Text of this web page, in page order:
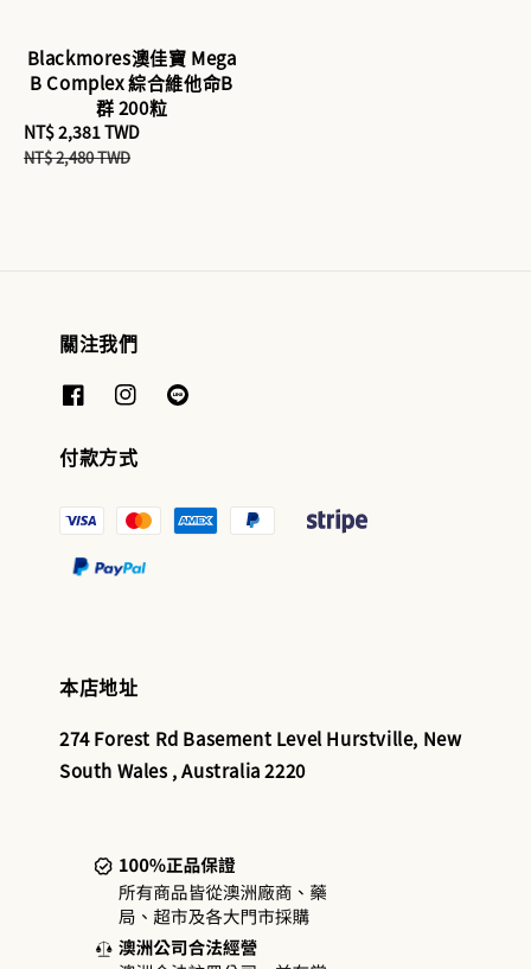
Blackmores澳佳寶 Mega
B Complex 綜合維他命B
群 200粒
Sale
price
NT$ 2,381 TWD
NT$ 2,480 TWD
關注我們
付款方式
本店地址
274 Forest Rd Basement Level Hurstville, New
South Wales , Australia 2220